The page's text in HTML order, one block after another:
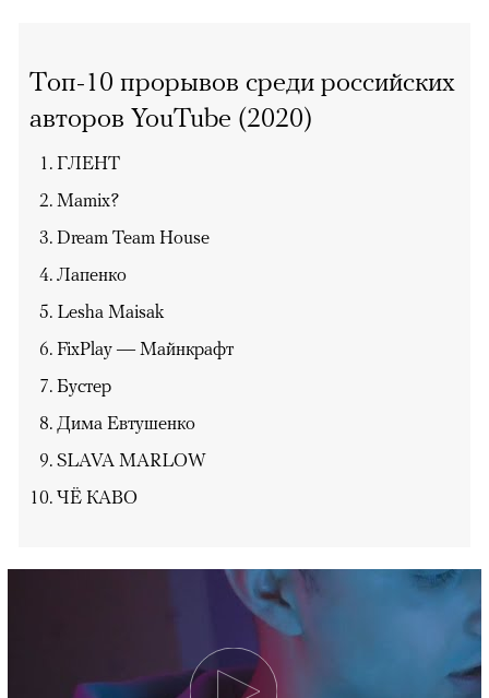
Топ-10 прорывов среди российских
авторов YouTube (2020)
ГЛЕНТ
Mamix?
Dream Team House
Лапенко
Lesha Maisak
FixPlay — Майнкрафт
Бустер
Дима Евтушенко
SLAVA MARLOW
ЧЁ КАВО